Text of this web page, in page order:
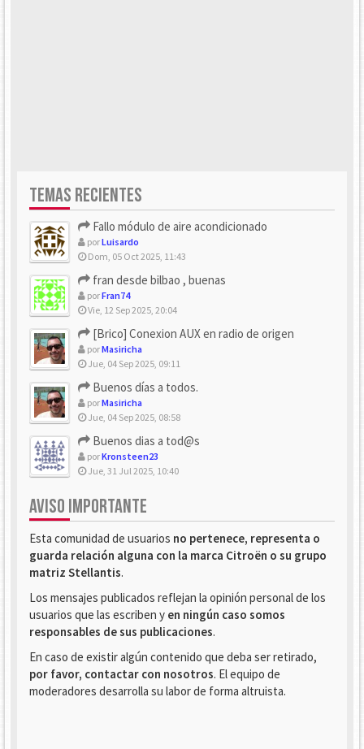
TEMAS RECIENTES
Fallo módulo de aire acondicionado
porLuisardo
Dom, 05 Oct 2025, 11:43
fran desde bilbao , buenas
porFran74
Vie, 12 Sep 2025, 20:04
[Brico] Conexion AUX en radio de origen
porMasiricha
Jue, 04 Sep 2025, 09:11
Buenos días a todos.
porMasiricha
Jue, 04 Sep 2025, 08:58
Buenos dias a tod@s
porKronsteen23
Jue, 31 Jul 2025, 10:40
AVISO IMPORTANTE
Esta comunidad de usuarios no pertenece, representa o
guarda relación alguna con la marca Citroën o su grupo
matriz Stellantis.
Los mensajes publicados reflejan la opinión personal de los
usuarios que las escriben y en ningún caso somos
responsables de sus publicaciones.
En caso de existir algún contenido que deba ser retirado,
por favor, contactar con nosotros. El equipo de
moderadores desarrolla su labor de forma altruista.